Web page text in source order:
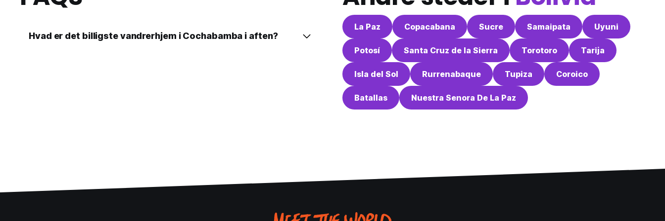
Hvad er det billigste vandrerhjem i Cochabamba i aften?
La Paz Copacabana Sucre Samaipata Uyuni
Potosí Santa Cruz de la Sierra Torotoro Tarija
Isla del Sol Rurrenabaque Tupiza Coroico
Batallas Nuestra Senora De La Paz